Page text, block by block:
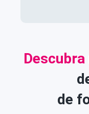
Descubra
de